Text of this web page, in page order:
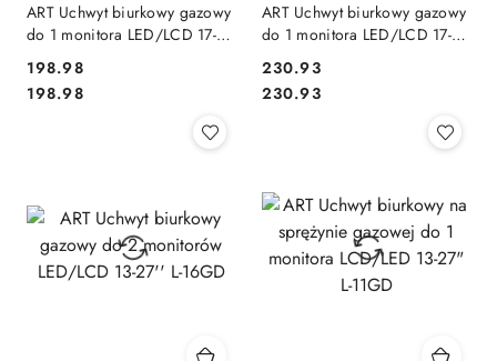
ART Uchwyt biurkowy gazowy
do 1 monitora LED/LCD 17-
35" L-29GD 2-11kg 2xUSB
3.0 Premium White
Cena:
198.98
Cena:
198.98
ART Uchwyt biurkowy gazowy
do 1 monitora LED/LCD 17-45
cali L-35HD 1-15KG 1xUSB-A
1xUSB-C 3.0 HEAVY DUTY
Cena:
230.93
Cena:
230.93